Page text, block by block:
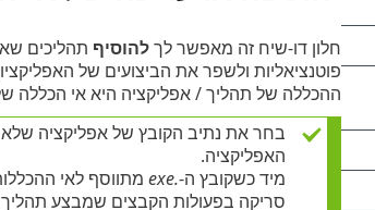
חלון דו-שיח זה מאפשר לךלהוסיף תהליכים
פוטנציאליות ולשפר את הביצועים של
ההכללה של תהליך / אפליקציה היא אי הכללה
בחר את נתיב הקובץ של אפליקציה שלא
האפליקציה.
מיד כשקובץ ה-.exe
סריקה בפעולות הקבצים שמבצע תהליך